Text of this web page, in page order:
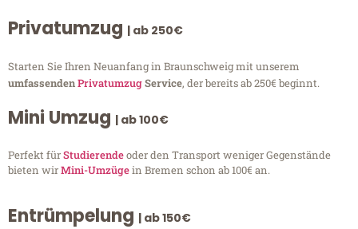
Privatumzug | ab 250€
Starten Sie Ihren Neuanfang in Braunschweig mit unserem
umfassendenPrivatumzugService, der bereits ab 250€ beginnt.
Mini Umzug | ab 100€
Perfekt fürStudierendeoder den Transport weniger Gegenstände
bieten wirMini-Umzügein Bremen schon ab 100€ an.
Entrümpelung | ab 150€